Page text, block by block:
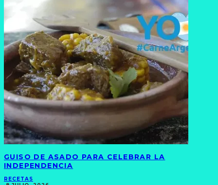
GUISO DE ASADO PARA CELEBRAR LA
INDEPENDENCIA
RECETAS